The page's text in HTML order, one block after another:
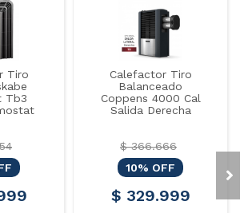
Tiro
Tb3
Calefactor Tiro
Balanceado
Coppens 4000 Cal
Salida Derecha
$ 366.666
10% OFF
$ 329.999